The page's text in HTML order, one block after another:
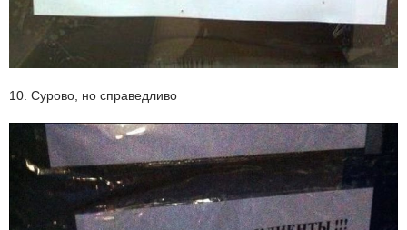
10. Сурово, но справедливо